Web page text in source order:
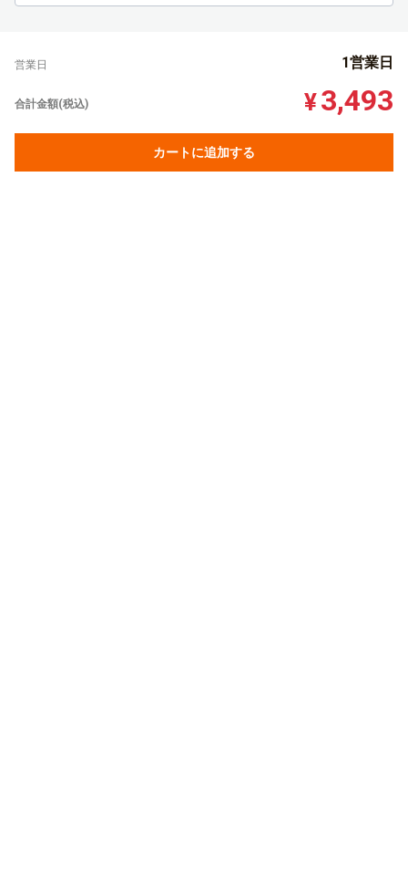
営業日 1営業日
合計金額(税込) ¥3,493
カートに追加する